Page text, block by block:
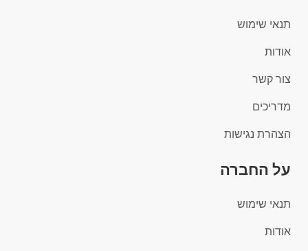
תנאי שימוש
אודות
צור קשר
מדריכים
הצהרת נגישות
על החברה
תנאי שימוש
אודות